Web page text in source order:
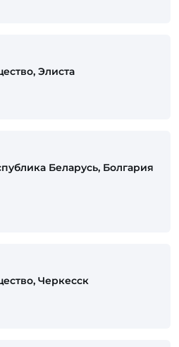
Элиста
Беларусь, Болгария
Черкесск